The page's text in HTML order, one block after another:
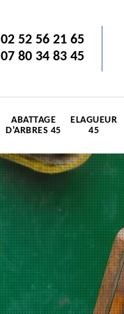
02 52 56 21 65
07 80 34 83 45
ABATTAGE
D'ARBRES 45
ELAGUEUR
45